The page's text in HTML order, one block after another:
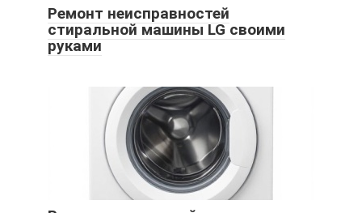
Ремонт неисправностей
стиральной машины LG своими
руками